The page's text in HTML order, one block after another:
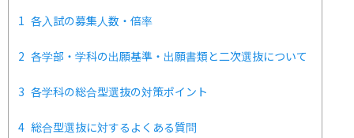
1 各入試の募集人数・倍率
2 各学部・学科の出願基準・出願書類と二次選抜について
3 各学科の総合型選抜の対策ポイント
4 総合型選抜に対するよくある質問